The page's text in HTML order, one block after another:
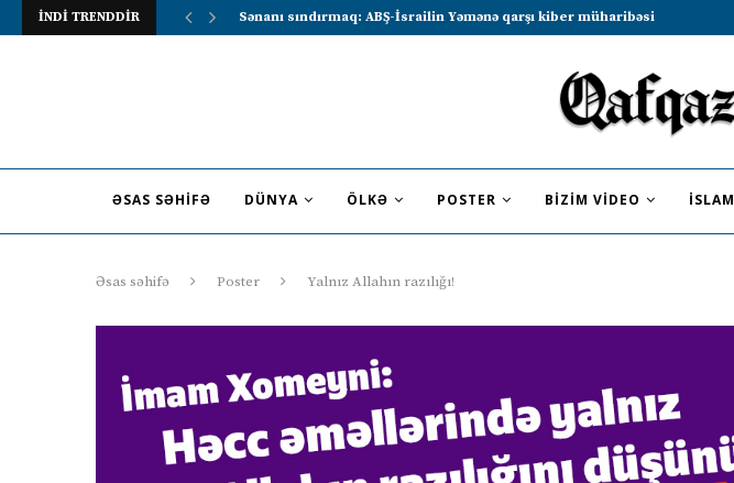
İNDİ TRENDDİR Lavrov Suriya prezidentini Rusiya–Ərəb sammitində iştirak etməyə dəvət...
ƏSAS SƏHIFƏ DÜNYA ÖLKƏ POSTER BIZIM VIDEO İSLAM
Əsas səhifə Poster Yalnız Allahın razılığı!